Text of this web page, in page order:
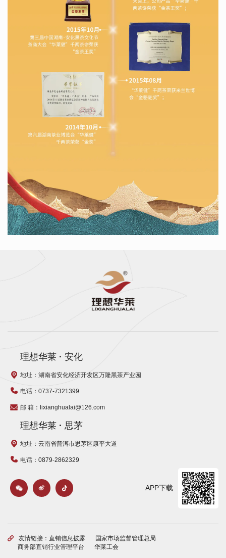
理想华莱 · 安化
地址：湖南省安化经济开发区万隆黑茶产业园
电话：0737-7321399
邮 箱：lixianghualai@126.com
理想华莱 · 思茅
地址：云南省普洱市思茅区康平大道
电话：0879-2862329
APP下载
友情链接： 直销信息披露
国家市场监督管理总局
商务部直销行业管理平台
华莱工会